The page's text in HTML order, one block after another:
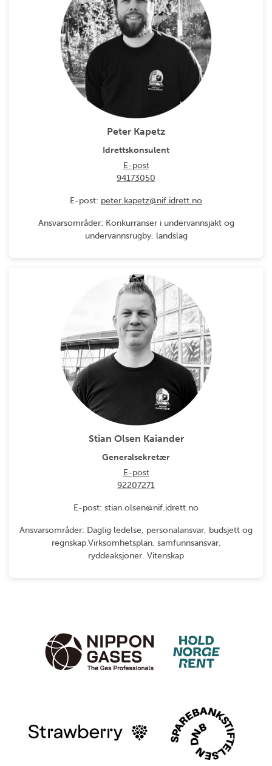
Peter Kapetz
Idrettskonsulent
E-post
94173050
E-post: peter.kapetz@nif.idrett.no
Ansvarsområder: Konkurranser i undervannsjakt og
undervannsrugby, landslag
Stian Olsen Kaiander
Generalsekretær
E-post
92207271
E-post: stian.olsen@nif.idrett.no
Ansvarsområder: Daglig ledelse, personalansvar, budsjett og
regnskap.Virksomhetsplan, samfunnsansvar,
ryddeaksjoner. Vitenskap